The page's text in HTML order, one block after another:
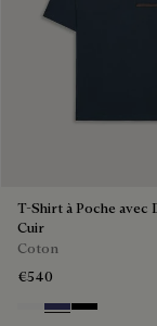
T-Shirt à Poche avec
Cuir
Coton
€540
Blanc Optique
Marine
Noir